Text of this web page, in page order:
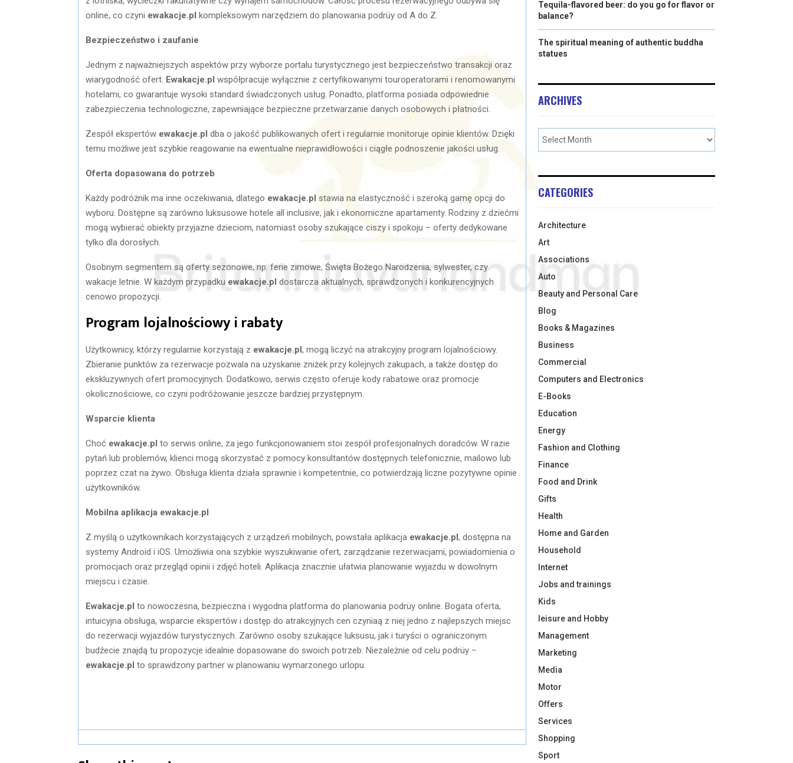
online, co czyni ewakacje.pl kompleksowym narzędziem do planowania podrüy od A do Z.
Bezpieczeństwo i zaufanie
Jednym z najważniejszych aspektów przy wyborze portalu turystycznego jest bezpieczeństwo transakcji oraz
wiarygodność ofert. Ewakacje.pl współpracuje wyłącznie z certyfikowanymi touroperatorami i renomowanymi
hotelami, co gwarantuje wysoki standard świadczonych usług. Ponadto, platforma posiada odpowiednie
zabezpieczenia technologiczne, zapewniające bezpieczne przetwarzanie danych osobowych i płatności.
Zespół ekspertów ewakacje.pl dba o jakość publikowanych ofert i regularnie monitoruje opinie klientów. Dzięki
temu możliwe jest szybkie reagowanie na ewentualne nieprawidłowości i ciągłe podnoszenie jakości usług.
Oferta dopasowana do potrzeb
Każdy podróżnik ma inne oczekiwania, dlatego ewakacje.pl stawia na elastyczność i szeroką gamę opcji do
wyboru. Dostępne są zarówno luksusowe hotele all inclusive, jak i ekonomiczne apartamenty. Rodziny z dziećmi
mogą wybierać obiekty przyjazne dzieciom, natomiast osoby szukające ciszy i spokoju – oferty dedykowane
tylko dla dorosłych.
Osobnym segmentem są oferty sezonowe, np. ferie zimowe, Święta Bożego Narodzenia, sylwester, czy
wakacje letnie. W każdym przypadku ewakacje.pl dostarcza aktualnych, sprawdzonych i konkurencyjnych
cenowo propozycji.
Program lojalnościowy i rabaty
Użytkownicy, którzy regularnie korzystają z ewakacje.pl, mogą liczyć na atrakcyjny program lojalnościowy.
Zbieranie punktów za rezerwacje pozwala na uzyskanie zniżek przy kolejnych zakupach, a także dostęp do
ekskluzywnych ofert promocyjnych. Dodatkowo, serwis często oferuje kody rabatowe oraz promocje
okolicznościowe, co czyni podróżowanie jeszcze bardziej przystępnym.
Wsparcie klienta
Choć ewakacje.pl to serwis online, za jego funkcjonowaniem stoi zespół profesjonalnych doradców. W razie
pytań lub problemów, klienci mogą skorzystać z pomocy konsultantów dostępnych telefonicznie, mailowo lub
poprzez czat na żywo. Obsługa klienta działa sprawnie i kompetentnie, co potwierdzają liczne pozytywne opinie
użytkowników.
Mobilna aplikacja ewakacje.pl
Z myślą o użytkownikach korzystających z urządzeń mobilnych, powstała aplikacja ewakacje.pl, dostępna na
systemy Android i iOS. Umożliwia ona szybkie wyszukiwanie ofert, zarządzanie rezerwacjami, powiadomienia o
promocjach oraz przegląd opinii i zdjęć hoteli. Aplikacja znacznie ułatwia planowanie wyjazdu w dowolnym
miejscu i czasie.
Ewakacje.pl to nowoczesna, bezpieczna i wygodna platforma do planowania podrüy online. Bogata oferta,
intuicyjna obsługa, wsparcie ekspertów i dostęp do atrakcyjnych cen czyniaą z niej jedno z najlepszych miejsc
do rezerwacji wyjazdów turystycznych. Zarówno osoby szukające luksusu, jak i turyści o ograniczonym
budźecie znajdą tu propozycje idealnie dopasowane do swoich potrzeb. Niezależnie od celu podrüy –
ewakacje.pl to sprawdzony partner w planowaniu wymarzonego urlopu.
Tequila-flavored beer: do you go for flavor or
balance?
The spiritual meaning of authentic buddha
statues
ARCHIVES
CATEGORIES
Architecture
Art
Associations
Auto
Beauty and Personal Care
Blog
Books & Magazines
Business
Commercial
Computers and Electronics
E-Books
Education
Energy
Fashion and Clothing
Finance
Food and Drink
Gifts
Health
Home and Garden
Household
Internet
Jobs and trainings
Kids
leisure and Hobby
Management
Marketing
Media
Motor
Offers
Services
Shopping
Sport